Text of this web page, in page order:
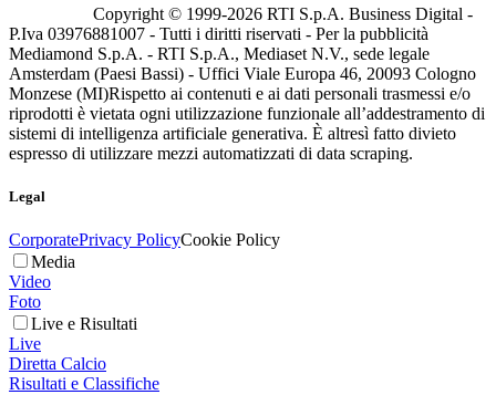
Copyright © 1999-2026 RTI S.p.A. Business Digital -
P.Iva 03976881007 - Tutti i diritti riservati - Per la pubblicità
Mediamond S.p.A. - RTI S.p.A., Mediaset N.V., sede legale
Amsterdam (Paesi Bassi) - Uffici Viale Europa 46, 20093 Cologno
Monzese (MI)Rispetto ai contenuti e ai dati personali trasmessi e/o
riprodotti è vietata ogni utilizzazione funzionale all’addestramento di
sistemi di intelligenza artificiale generativa. È altresì fatto divieto
espresso di utilizzare mezzi automatizzati di data scraping.
Legal
CorporatePrivacy PolicyCookie Policy
Media
Video
Foto
Live e Risultati
Live
Diretta Calcio
Risultati e Classifiche